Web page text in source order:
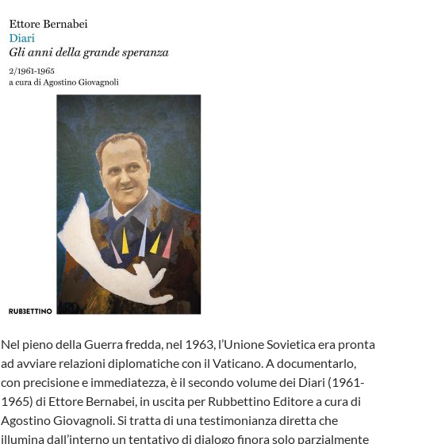
Nel pieno della Guerra fredda, nel 1963, l’Unione Sovietica era pronta
ad avviare relazioni diplomatiche con il Vaticano. A documentarlo,
con precisione e immediatezza, è il secondo volume dei Diari (1961-
1965) di Ettore Bernabei, in uscita per Rubbettino Editore a cura di
Agostino Giovagnoli. Si tratta di una testimonianza diretta che
illumina dall’interno un tentativo di dialogo finora solo parzialmente